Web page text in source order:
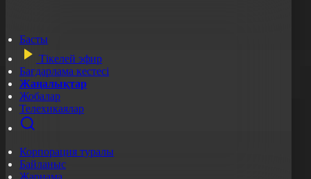
Басты
Тікелей эфир
Бағдарлама кестесі
Жаңалықтар
Жобалар
Телехикаялар
Корпорация туралы
Байланыс
Жарнама